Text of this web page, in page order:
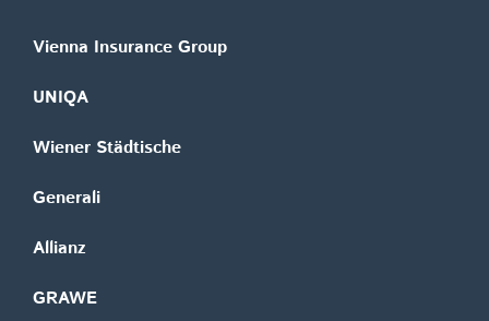
Vienna Insurance Group
UNIQA
Wiener Städtische
Generali
Allianz
GRAWE